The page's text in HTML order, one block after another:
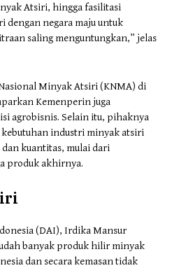
Atsiri, hingga fasilitasi
negara maju untuk
saling menguntungkan,” jelas
Minyak Atsiri (KNMA) di
Kemenperin juga
agrobisnis. Selain itu, pihaknya
industri minyak atsiri
kuantitas, mulai dari
produk akhirnya.
(DAI), Irdika Mansur
banyak produk hilir minyak
dan secara kemasan tidak